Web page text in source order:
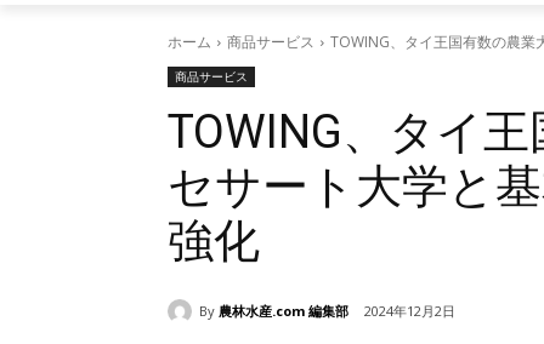
ホーム 商品サービス TOWING、タイ王国有数の農業
商品サービス
TOWING、タイ
セサート大学と
強化
By 農林水産.com 編集部 2024年12月2日